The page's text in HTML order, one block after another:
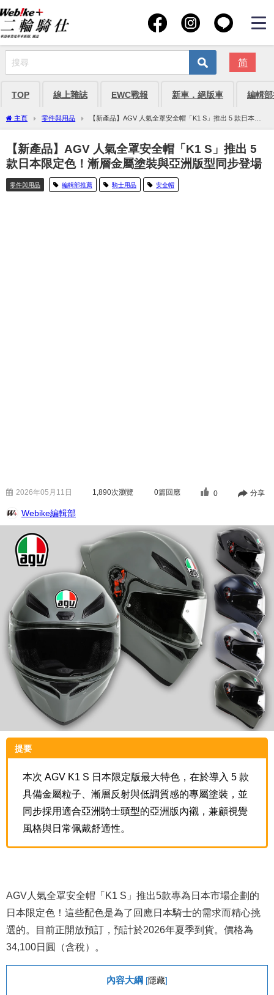
简
TOP 線上雜誌 EWC戰報 新車．絕版車 編輯
主頁 零件與用品
【新產品】AGV 人氣全罩安全帽「K1 S」推出 5 款日本限
定色！漸層金屬塗裝與亞洲版型同步登場
【新產品】AGV 人氣全罩安全帽「K1 S」推出 5
款日本限定色！漸層金屬塗裝與亞洲版型同步登場
零件與用品 編輯部推薦 騎士用品 安全帽
2026年05月11日 1,890次瀏覽 0篇回應 0 分享
Webike編輯部
提要
本次 AGV K1 S 日本限定版最大特色，在於導入 5 款
具備金屬粒子、漸層反射與低調質感的專屬塗裝，並
同步採用適合亞洲騎士頭型的亞洲版內襯，兼顧視覺
風格與日常佩戴舒適性。
AGV人氣全罩安全帽「K1 S」推出5款專為日本市場企劃的
日本限定色！這些配色是為了回應日本騎士的需求而精心挑
選的。目前正開放預訂，預計於2026年夏季到貨。價格為
34,100日圓（含稅）。
內容大綱 [隱藏]